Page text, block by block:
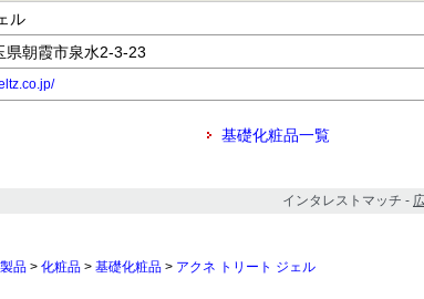
ル
朝霞市泉水2-3-23
基礎化粧品一覧
インタレストマッチ -
製品 > 化粧品 > 基礎化粧品 > アクネ トリート ジェル